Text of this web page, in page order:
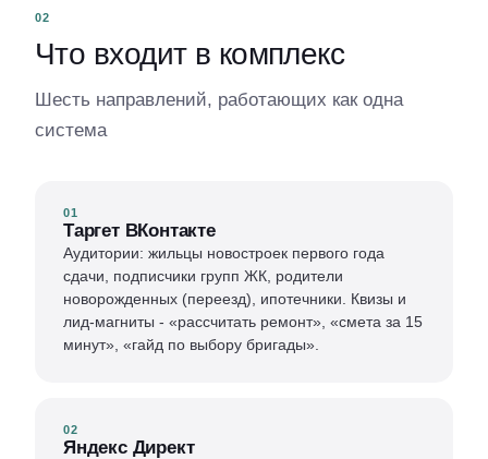
02
Что входит в комплекс
Шесть направлений, работающих как одна
система
01
Таргет ВКонтакте
Аудитории: жильцы новостроек первого года
сдачи, подписчики групп ЖК, родители
новорожденных (переезд), ипотечники. Квизы и
лид-магниты - «рассчитать ремонт», «смета за 15
минут», «гайд по выбору бригады».
02
Яндекс Директ